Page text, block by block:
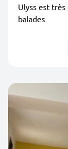
Ulyss est
balades